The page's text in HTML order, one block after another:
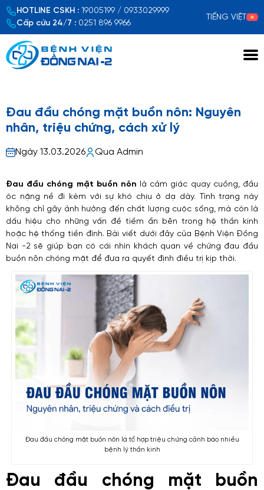
HOTLINE CSKH : 19005199 / 0933029999
Cấp cứu 24/7 : 0251 896 9966
TIẾNG VIỆT
Đau đầu chóng mặt buồn nôn​: Nguyên
nhân, triệu chứng, cách xử lý
Ngày 13.03.2026 Qua Admin
Đau đầu chóng mặt buồn nôn là cảm giác quay cuồng, đầu
óc nặng nề đi kèm với sự khó chịu ở dạ dày. Tình trạng này
không chỉ gây ảnh hưởng đến chất lượng cuộc sống, mà còn là
dấu hiệu cho những vấn đề tiềm ẩn bên trong hệ thần kinh
hoặc hệ thống tiền đình. Bài viết dưới đây của Bệnh Viện Đồng
Nai -2 sẽ giúp bạn có cái nhìn khách quan về chứng đau đầu
buồn nôn chóng mặt​ để đưa ra quyết định điều trị kịp thời.
Đau đầu chóng mặt buồn nôn là tổ hợp triệu chứng cảnh báo nhiều
bệnh lý thần kinh
Đau đầu chóng mặt buồn